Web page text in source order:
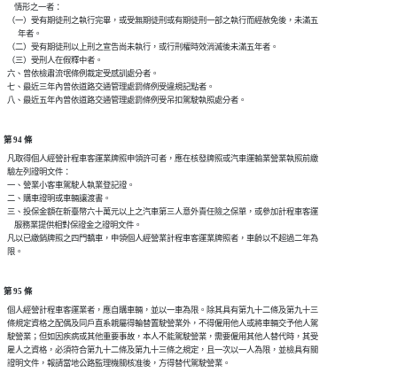
      情形之一者：
  （一）受有期徒刑之執行完畢，或受無期徒刑或有期徒刑一部之執行而經赦免後，未滿五
        年者。
  （二）受有期徒刑以上刑之宣告尚未執行，或行刑權時效消滅後未滿五年者。
  （三）受刑人在假釋中者。
  六、曾依檢肅流氓條例裁定受感訓處分者。
  七、最近三年內曾依道路交通管理處罰條例受違規記點者。
第 94 條
  凡取得個人經營計程車客運業牌照申領許可者，應在核發牌照或汽車運輸業營業執照前繳
  驗左列證明文件：
  一、營業小客車駕駛人執業登記證。
  二、購車證明或車輛讓渡書。
  三、投保金額在新臺幣六十萬元以上之汽車第三人意外責任險之保單，或參加計程車客運
      服務業提供相對保證金之證明文件。
  凡以已繳銷牌照之四門轎車，申領個人經營業計程車客運業牌照者，車齡以不超過二年為
第 95 條
  個人經營計程車客運業者，應自購車輛，並以一車為限。除其具有第九十二條及第九十三
  條規定資格之配偶及同戶直系親屬得輪替置駛營業外，不得僱用他人或將車輛交予他人駕
  駛營業；但如因疾病或其他重要事故，本人不能駕駛營業，需要僱用其他人替代時，其受
  雇人之資格，必須符合第九十二條及第九十三條之規定，且一次以一人為限，並檢具有關